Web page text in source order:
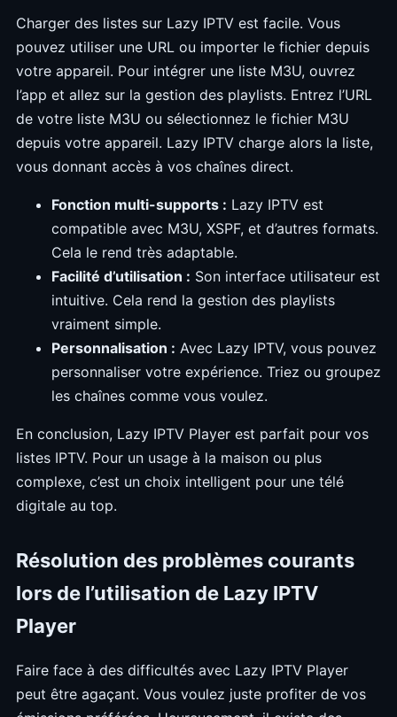
Charger des listes sur Lazy IPTV est facile. Vous
pouvez utiliser une URL ou importer le fichier depuis
votre appareil. Pour intégrer une liste M3U, ouvrez
l’app et allez sur la gestion des playlists. Entrez l’URL
de votre liste M3U ou sélectionnez le fichier M3U
depuis votre appareil. Lazy IPTV charge alors la liste,
vous donnant accès à vos chaînes direct.
Fonction multi-supports : Lazy IPTV est
compatible avec M3U, XSPF, et d’autres formats.
Cela le rend très adaptable.
Facilité d’utilisation : Son interface utilisateur est
intuitive. Cela rend la gestion des playlists
vraiment simple.
Personnalisation : Avec Lazy IPTV, vous pouvez
personnaliser votre expérience. Triez ou groupez
les chaînes comme vous voulez.
En conclusion, Lazy IPTV Player est parfait pour vos
listes IPTV. Pour un usage à la maison ou plus
complexe, c’est un choix intelligent pour une télé
digitale au top.
Résolution des problèmes courants
lors de l’utilisation de Lazy IPTV
Player
Faire face à des difficultés avec Lazy IPTV Player
peut être agaçant. Vous voulez juste profiter de vos